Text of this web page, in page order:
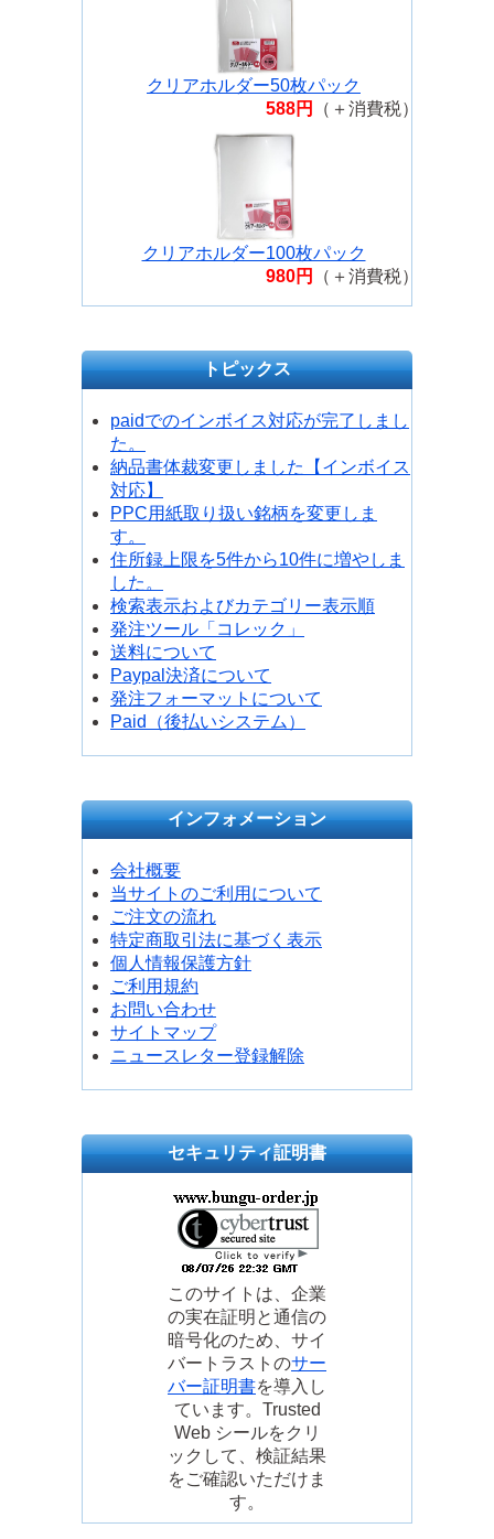
クリアホルダー50枚パック
588円
（＋消費税）
クリアホルダー100枚パック
980円
（＋消費税）
トピックス
paidでのインボイス対応が完了しまし
た。
納品書体裁変更しました【インボイス
対応】
PPC用紙取り扱い銘柄を変更しま
す。
住所録上限を5件から10件に増やしま
した。
検索表示およびカテゴリー表示順
発注ツール「コレック」
送料について
Paypal決済について
発注フォーマットについて
Paid（後払いシステム）
インフォメーション
会社概要
当サイトのご利用について
ご注文の流れ
特定商取引法に基づく表示
個人情報保護方針
ご利用規約
お問い合わせ
サイトマップ
ニュースレター登録解除
セキュリティ証明書
このサイトは、企業
の実在証明と通信の
暗号化のため、サイ
バートラストのサー
バー証明書を導入し
ています。Trusted
Web シールをクリ
ックして、検証結果
をご確認いただけま
す。